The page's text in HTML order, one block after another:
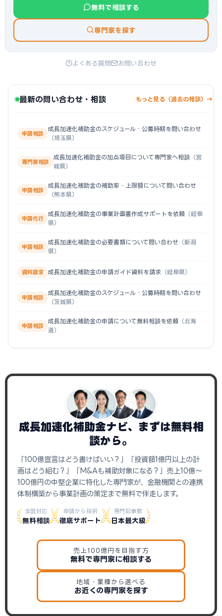
無料で相談する
専門家を探す
よくある質問 お問い合わせ
最新の問い合わせ・相談 もっと見る（過去の相談）→
申請相談
成長加速化補助金のスケジュール・公募時期を問い合わせ
（埼玉県）
専門家相談
成長加速化補助金の加点項目について専門家へ相談 （宮
城県）
申請相談
成長加速化補助金の補助率・上限額について問い合わせ
（熊本県）
申請代行
成長加速化補助金の事業計画書作成サポートを依頼 （岐阜
県）
申請相談
成長加速化補助金の必要書類について問い合わせ （新潟
県）
資料請求 成長加速化補助金の申請ガイド資料を請求 （岐阜県）
申請相談
成長加速化補助金のスケジュール・公募時期を問い合わせ
（茨城県）
申請相談
成長加速化補助金の申請について無料相談を依頼 （北海
道）
成長加速化補助金ナビ、まずは無料相
談から。
「100億宣言はどう書けばいい？」「投資額1億円以上の計
画はどう組む？」「M&Aも補助対象になる？」売上10億〜
100億円の中堅企業に特化した専門家が、金融機関との連携
体制構築から事業計画の策定まで無料で伴走します。
全国対応
無料相談
申請から採択
徹底サポート
専門記事数
日本最大級
売上100億円を目指す方
無料で専門家に相談する
地域・業種から選べる
お近くの専門家を探す